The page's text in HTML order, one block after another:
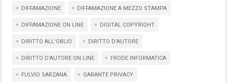
DIFFAMAZIONE DIFFAMAZIONE A MEZZO STAMPA
DIFFAMAZIONE ON LINE DIGITAL COPYRIGHT
DIRITTO ALL'OBLIO DIRITTO D'AUTORE
DIRITTO D'AUTORE ON LINE FRODE INFORMATICA
FULVIO SARZANA GARANTE PRIVACY